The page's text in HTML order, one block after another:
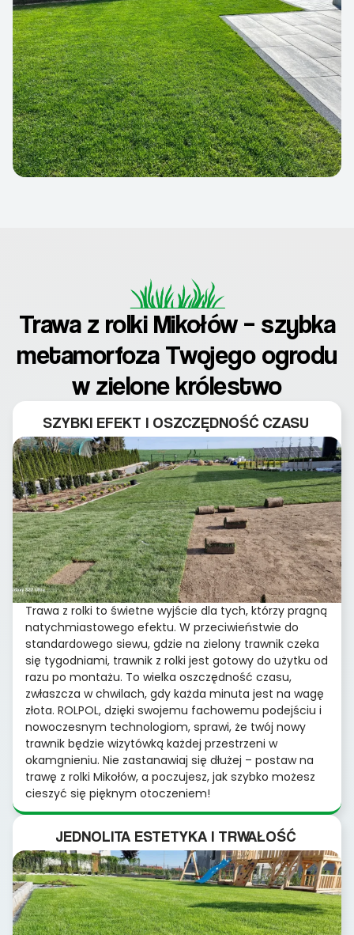
Trawa z rolki Mikołów – szybka
metamorfoza Twojego ogrodu
w zielone królestwo
SZYBKI EFEKT I OSZCZĘDNOŚĆ CZASU
Trawa z rolki to świetne wyjście dla tych, którzy pragną
natychmiastowego efektu. W przeciwieństwie do
standardowego siewu, gdzie na zielony trawnik czeka
się tygodniami, trawnik z rolki jest gotowy do użytku od
razu po montażu. To wielka oszczędność czasu,
zwłaszcza w chwilach, gdy każda minuta jest na wagę
złota. ROLPOL, dzięki swojemu fachowemu podejściu i
nowoczesnym technologiom, sprawi, że twój nowy
trawnik będzie wizytówką każdej przestrzeni w
okamgnieniu. Nie zastanawiaj się dłużej – postaw na
trawę z rolki Mikołów, a poczujesz, jak szybko możesz
cieszyć się pięknym otoczeniem!
JEDNOLITA ESTETYKA I TRWAŁOŚĆ